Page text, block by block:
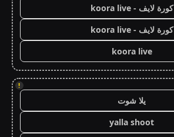
كورة لايف - koora live
كورة لايف - koora live
koora live
!
يلا شوت
yalla shoot